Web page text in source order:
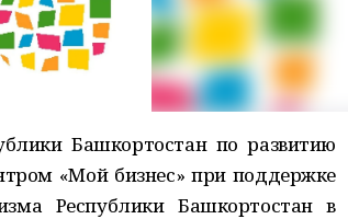
Башкортостан по развитию
«Мой бизнес» при поддержке
Республики Башкортостан в